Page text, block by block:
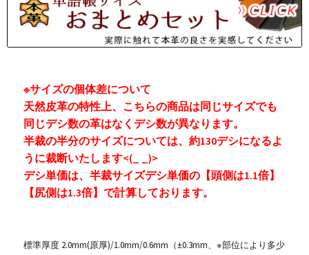
※サイズの個体差について
天然皮革の特性上、こちらの商品は同じサイズでも
同じデシ数の革はなくデシ数が異なります。
半裁の半分のサイズについては、約130デシになるよ
うに裁断いたします<(_ _)>
デシ単価は、半裁サイズデシ単価の【頭側は1.1倍】
【尻側は1.3倍】で計算しております。
標準厚度 2.0mm(原厚)/1.0mm/0.6mm（±0.3mm、※部位により多少